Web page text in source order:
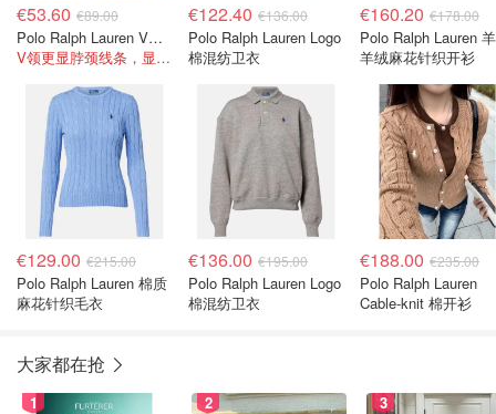
€53.60 €89.00
Polo Ralph Lauren V领T恤衫
V领更显脖颈线条，显瘦又显气质
€122.40 €136.00
Polo Ralph Lauren Logo
棉混纺卫衣
€160.20 €178.00
Polo Ralph Lauren
羊绒麻花针织开衫
€129.00 €215.00
Polo Ralph Lauren 棉质
麻花针织毛衣
€136.00 €195.00
Polo Ralph Lauren Logo
棉混纺卫衣
€188.00 €235.00
Polo Ralph Lauren
Cable-knit 棉开衫
大家都在抢
1 2 3